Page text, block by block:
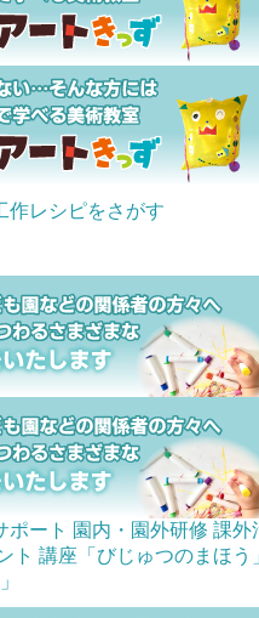
作レシピをさがす
ポート 園内・園外研修 課外
ト 講座「びじゅつのまほう